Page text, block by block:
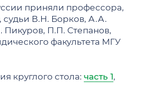
приняли профессора,
судьи В.Н. Борков, А.А.
П.П. Степанов,
факультета МГУ
круглого стола:часть 1,